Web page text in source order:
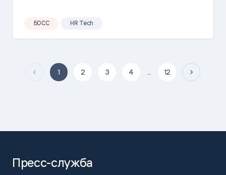
БОСС HR Tech
1 2 3 4 ... 12
Пресс-служба